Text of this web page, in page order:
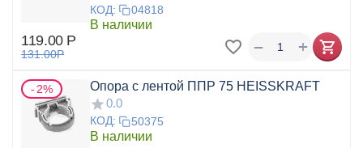
КОД: 04818
В наличии
119.00 Р
131.00Р +
−
2%
Опора с лентой ППР 75 HEISSKRAFT
0.0
КОД: 50375
В наличии